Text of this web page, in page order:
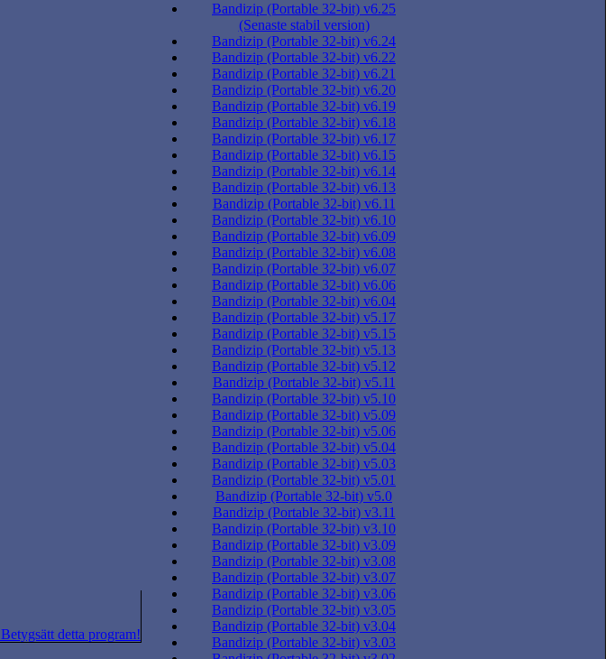
Bandizip (Portable 32-bit) v6.25
(Senaste stabil version)
Bandizip (Portable 32-bit) v6.24
Bandizip (Portable 32-bit) v6.22
Bandizip (Portable 32-bit) v6.21
Bandizip (Portable 32-bit) v6.20
Bandizip (Portable 32-bit) v6.19
Bandizip (Portable 32-bit) v6.18
Bandizip (Portable 32-bit) v6.17
Bandizip (Portable 32-bit) v6.15
Bandizip (Portable 32-bit) v6.14
Bandizip (Portable 32-bit) v6.13
Bandizip (Portable 32-bit) v6.11
Bandizip (Portable 32-bit) v6.10
Bandizip (Portable 32-bit) v6.09
Bandizip (Portable 32-bit) v6.08
Bandizip (Portable 32-bit) v6.07
Bandizip (Portable 32-bit) v6.06
Bandizip (Portable 32-bit) v6.04
Bandizip (Portable 32-bit) v5.17
Bandizip (Portable 32-bit) v5.15
Bandizip (Portable 32-bit) v5.13
Bandizip (Portable 32-bit) v5.12
Bandizip (Portable 32-bit) v5.11
Bandizip (Portable 32-bit) v5.10
Bandizip (Portable 32-bit) v5.09
Bandizip (Portable 32-bit) v5.06
Bandizip (Portable 32-bit) v5.04
Bandizip (Portable 32-bit) v5.03
Bandizip (Portable 32-bit) v5.01
Bandizip (Portable 32-bit) v5.0
Bandizip (Portable 32-bit) v3.11
Bandizip (Portable 32-bit) v3.10
Bandizip (Portable 32-bit) v3.09
Bandizip (Portable 32-bit) v3.08
Bandizip (Portable 32-bit) v3.07
Bandizip (Portable 32-bit) v3.06
Bandizip (Portable 32-bit) v3.05
Bandizip (Portable 32-bit) v3.04
Bandizip (Portable 32-bit) v3.03
Betygsätt detta program!